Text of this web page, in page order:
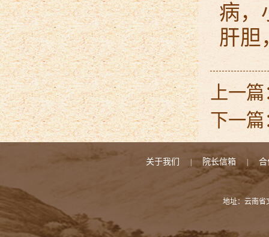
病，
肝胆
上一
下一
关于我们 院长信箱 合
地址：云南省